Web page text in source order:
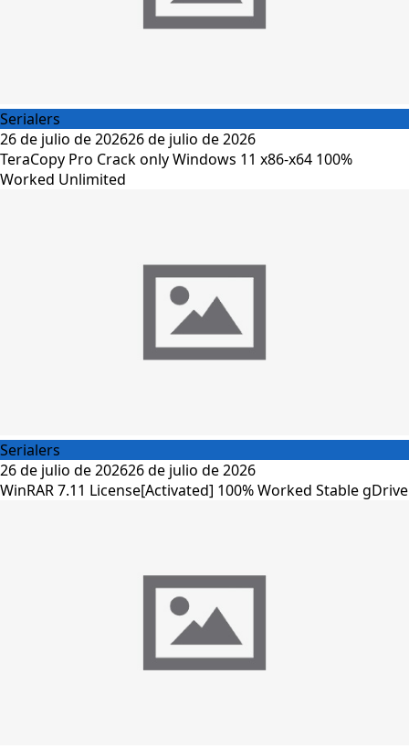
Serialers
26 de julio de 202626 de julio de 2026
TeraCopy Pro Crack only Windows 11 x86-x64 100%
Worked Unlimited
Serialers
26 de julio de 202626 de julio de 2026
WinRAR 7.11 License[Activated] 100% Worked Stable gDrive